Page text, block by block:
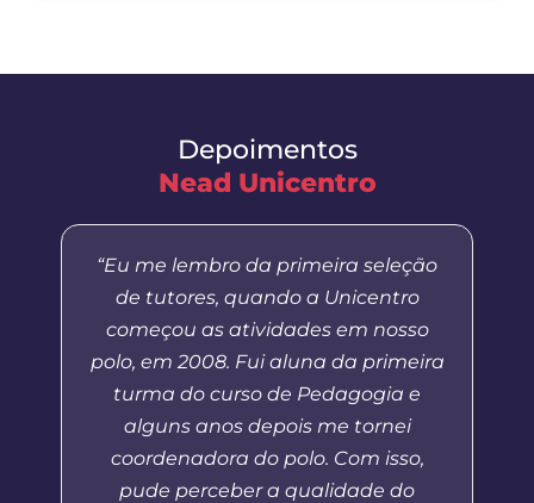
Depoimentos
Nead Unicentro
“Eu me lembro da primeira seleção
de tutores, quando a Unicentro
começou as atividades em nosso
polo, em 2008. Fui aluna da primeira
turma do curso de Pedagogia e
alguns anos depois me tornei
coordenadora do polo. Com isso,
pude perceber a qualidade do